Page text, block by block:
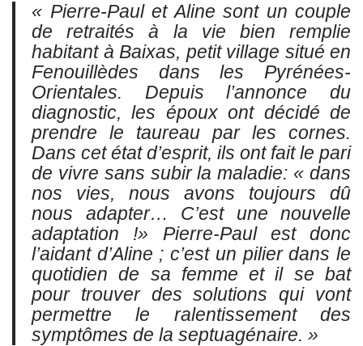
« Pierre-Paul et Aline sont un couple
de retraités à la vie bien remplie
habitant à Baixas, petit village situé en
Fenouillèdes dans les Pyrénées-
Orientales. Depuis l’annonce du
diagnostic, les époux ont décidé de
prendre le taureau par les cornes.
Dans cet état d’esprit, ils ont fait le pari
de vivre sans subir la maladie: « dans
nos vies, nous avons toujours dû
nous adapter… C’est une nouvelle
adaptation !» Pierre-Paul est donc
l’aidant d’Aline ; c’est un pilier dans le
quotidien de sa femme et il se bat
pour trouver des solutions qui vont
permettre le ralentissement des
symptômes de la septuagénaire. »